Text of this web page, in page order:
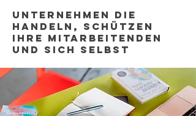
unternehmen die
handeln, schützen
ihre Mitarbeitenden
und sich selbst